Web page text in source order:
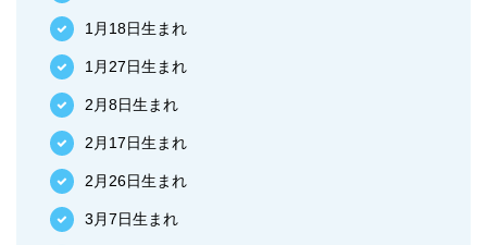
1月18日生まれ
1月27日生まれ
2月8日生まれ
2月17日生まれ
2月26日生まれ
3月7日生まれ